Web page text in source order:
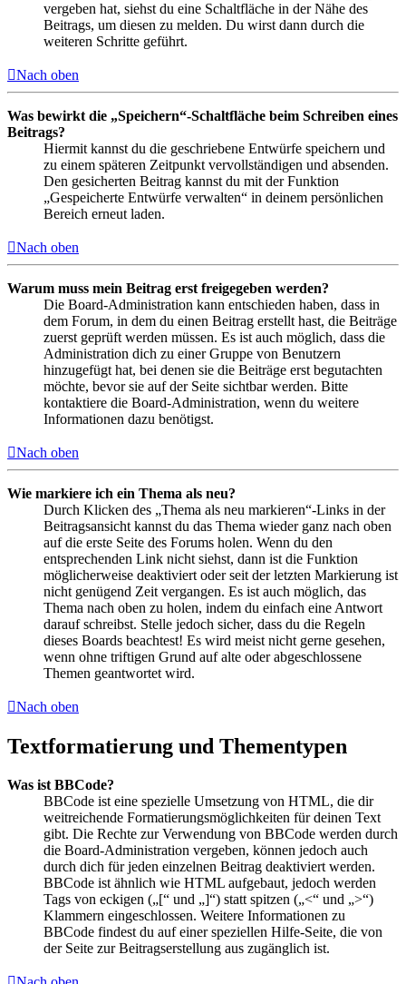
vergeben hat, siehst du eine Schaltfläche in der Nähe des
Beitrags, um diesen zu melden. Du wirst dann durch die
weiteren Schritte geführt.
Nach oben
Was bewirkt die „Speichern“-Schaltfläche beim Schreiben eines
Beitrags?
Hiermit kannst du die geschriebene Entwürfe speichern und
zu einem späteren Zeitpunkt vervollständigen und absenden.
Den gesicherten Beitrag kannst du mit der Funktion
„Gespeicherte Entwürfe verwalten“ in deinem persönlichen
Bereich erneut laden.
Nach oben
Warum muss mein Beitrag erst freigegeben werden?
Die Board-Administration kann entschieden haben, dass in
dem Forum, in dem du einen Beitrag erstellt hast, die Beiträge
zuerst geprüft werden müssen. Es ist auch möglich, dass die
Administration dich zu einer Gruppe von Benutzern
hinzugefügt hat, bei denen sie die Beiträge erst begutachten
möchte, bevor sie auf der Seite sichtbar werden. Bitte
kontaktiere die Board-Administration, wenn du weitere
Informationen dazu benötigst.
Nach oben
Wie markiere ich ein Thema als neu?
Durch Klicken des „Thema als neu markieren“-Links in der
Beitragsansicht kannst du das Thema wieder ganz nach oben
auf die erste Seite des Forums holen. Wenn du den
entsprechenden Link nicht siehst, dann ist die Funktion
möglicherweise deaktiviert oder seit der letzten Markierung ist
nicht genügend Zeit vergangen. Es ist auch möglich, das
Thema nach oben zu holen, indem du einfach eine Antwort
darauf schreibst. Stelle jedoch sicher, dass du die Regeln
dieses Boards beachtest! Es wird meist nicht gerne gesehen,
wenn ohne triftigen Grund auf alte oder abgeschlossene
Themen geantwortet wird.
Nach oben
Textformatierung und Thementypen
Was ist BBCode?
BBCode ist eine spezielle Umsetzung von HTML, die dir
weitreichende Formatierungsmöglichkeiten für deinen Text
gibt. Die Rechte zur Verwendung von BBCode werden durch
die Board-Administration vergeben, können jedoch auch
durch dich für jeden einzelnen Beitrag deaktiviert werden.
BBCode ist ähnlich wie HTML aufgebaut, jedoch werden
Tags von eckigen („[“ und „]“) statt spitzen („<“ und „>“)
Klammern eingeschlossen. Weitere Informationen zu
BBCode findest du auf einer speziellen Hilfe-Seite, die von
der Seite zur Beitragserstellung aus zugänglich ist.